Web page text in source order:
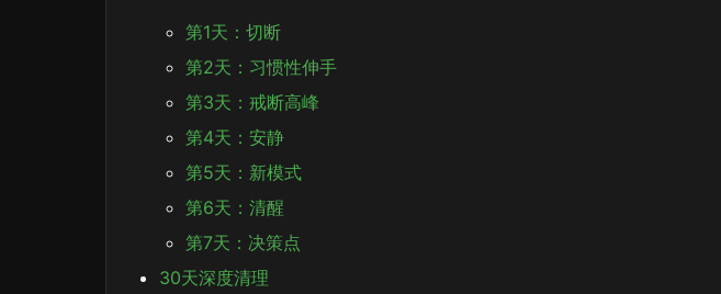
第1天：切断
第2天：习惯性伸手
第3天：戒断高峰
第4天：安静
第5天：新模式
第6天：清醒
第7天：决策点
30天深度清理